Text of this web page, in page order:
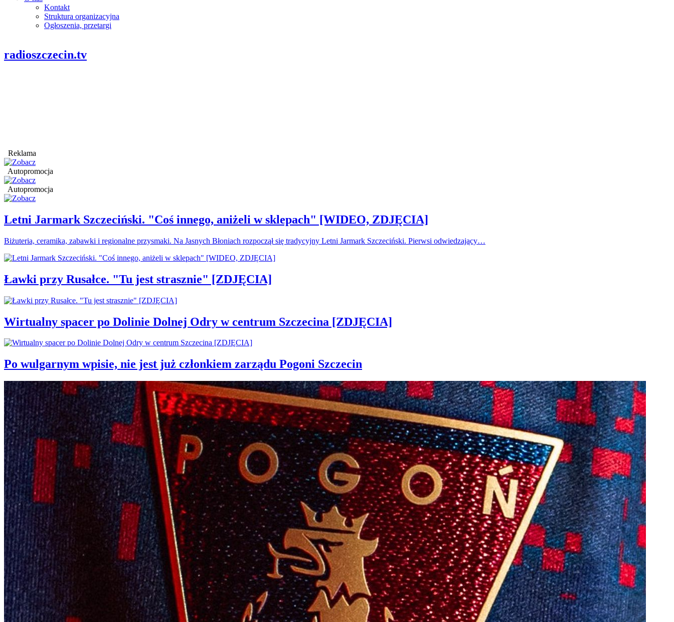
Kontakt
Struktura organizacyjna
Ogłoszenia, przetargi
radioszczecin.tv
Reklama
Autopromocja
Autopromocja
Letni Jarmark Szczeciński. "Coś innego, aniżeli w sklepach" [WIDEO, ZDJĘCIA]
Biżuteria, ceramika, zabawki i regionalne przysmaki. Na Jasnych Błoniach rozpoczął się tradycyjny Letni Jarmark Szczeciński. Pierwsi odwiedzający…
Ławki przy Rusałce. "Tu jest strasznie" [ZDJĘCIA]
Wirtualny spacer po Dolinie Dolnej Odry w centrum Szczecina [ZDJĘCIA]
Po wulgarnym wpisie, nie jest już członkiem zarządu Pogoni Szczecin